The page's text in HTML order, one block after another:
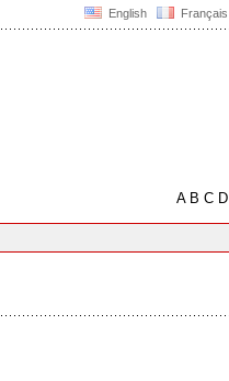
English Français
AB C D